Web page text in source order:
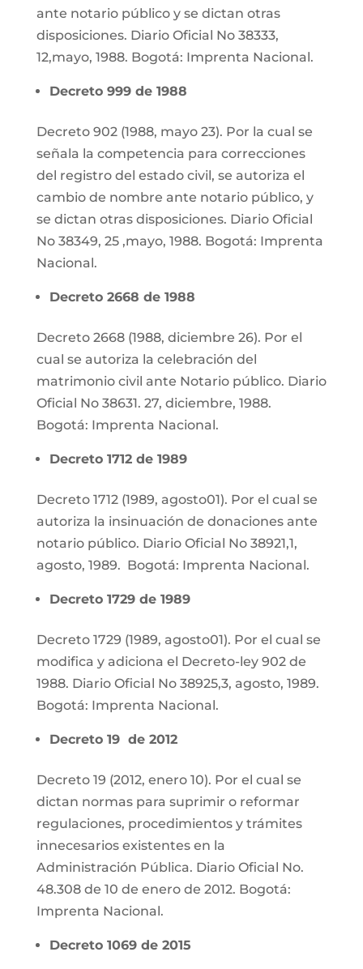
ante notario público y se dictan otras
disposiciones. Diario Oficial No 38333,
12,mayo, 1988. Bogotá: Imprenta Nacional.
Decreto 999 de 1988
Decreto 902 (1988, mayo 23). Por la cual se
señala la competencia para correcciones
del registro del estado civil, se autoriza el
cambio de nombre ante notario público, y
se dictan otras disposiciones. Diario Oficial
No 38349, 25 ,mayo, 1988. Bogotá: Imprenta
Nacional.
Decreto 2668 de 1988
Decreto 2668 (1988, diciembre 26). Por el
cual se autoriza la celebración del
matrimonio civil ante Notario público. Diario
Oficial No 38631. 27, diciembre, 1988.
Bogotá: Imprenta Nacional.
Decreto 1712 de 1989
Decreto 1712 (1989, agosto01). Por el cual se
autoriza la insinuación de donaciones ante
notario público. Diario Oficial No 38921,1,
agosto, 1989. Bogotá: Imprenta Nacional.
Decreto 1729 de 1989
Decreto 1729 (1989, agosto01). Por el cual se
modifica y adiciona el Decreto-ley 902 de
1988. Diario Oficial No 38925,3, agosto, 1989.
Bogotá: Imprenta Nacional.
Decreto 19 de 2012
Decreto 19 (2012, enero 10). Por el cual se
dictan normas para suprimir o reformar
regulaciones, procedimientos y trámites
innecesarios existentes en la
Administración Pública. Diario Oficial No.
48.308 de 10 de enero de 2012. Bogotá:
Imprenta Nacional.
Decreto 1069 de 2015